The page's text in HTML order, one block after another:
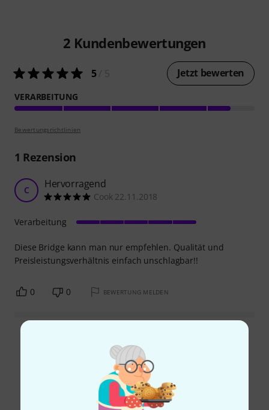
2 Kundenbewertungen
5/ 5 Jetzt bewerten
VERARBEITUNG
Bewertungsrichtlinien
1 Rezension
C Hervorragend
Cook 22.11.2018
Diese Bridge kann man nur empfehlen. Qualität und
Preisleistungsverhältnis einfach unschlagbar!!
Verarbeitung
0 0 BEWERTUNG MELDEN
Schon gewusst?